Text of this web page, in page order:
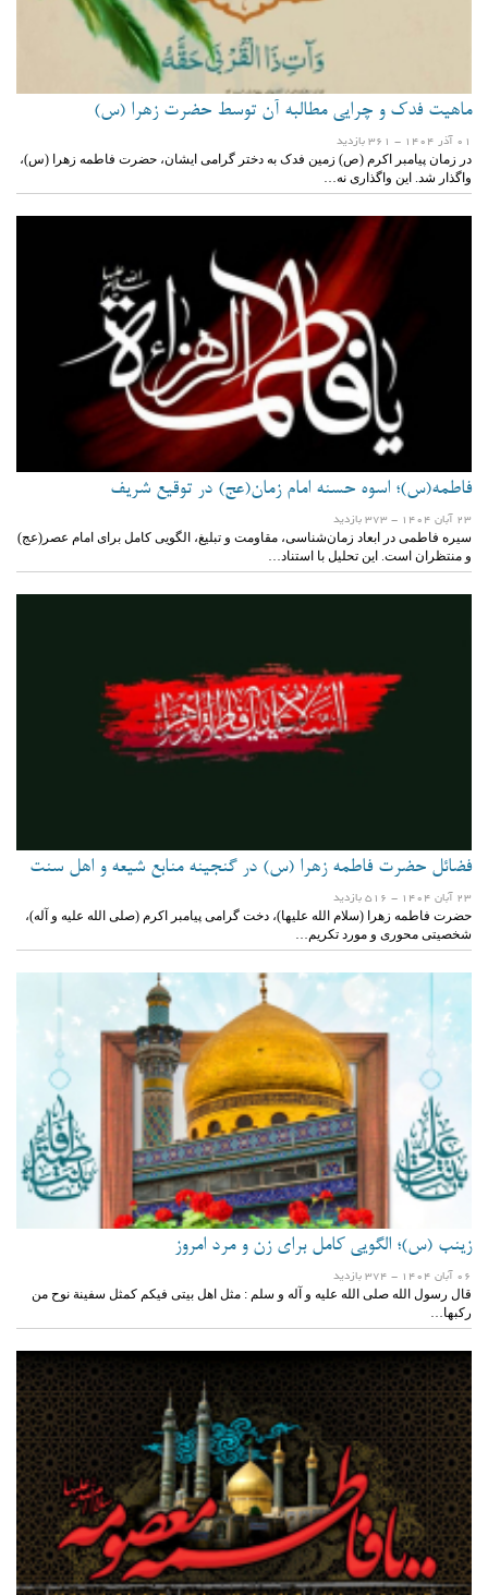
ماهیت فدک و چرایی مطالبه آن توسط حضرت زهرا (س)
01 آذر 1404 - 361 بازدید
در زمان پیامبر اکرم (ص) زمین فدک به دختر گرامی ایشان، حضرت فاطمه زهرا (س)،
واگذار شد. این واگذاری نه…
فاطمه(س)؛ اسوه حسنه امام زمان(عج) در توقیع شریف
23 آبان 1404 - 373 بازدید
سیره فاطمی در ابعاد زمان‌شناسی، مقاومت و تبلیغ، الگویی کامل برای امام عصر(عج)
و منتظران است. این تحلیل با استناد…
فضائل حضرت فاطمه زهرا (س) در گنجینه منابع شیعه و اهل سنت
23 آبان 1404 - 516 بازدید
حضرت فاطمه زهرا (سلام الله علیها)، دخت گرامی پیامبر اکرم (صلی الله علیه و آله)،
شخصیتی محوری و مورد تکریم…
زینب (س)؛ الگویی کامل برای زن و مرد امروز
06 آبان 1404 - 374 بازدید
قال رسول الله صلی الله علیه و آله و سلم : مثل اهل بیتی فیکم کمثل سفینة نوح من
رکبها…